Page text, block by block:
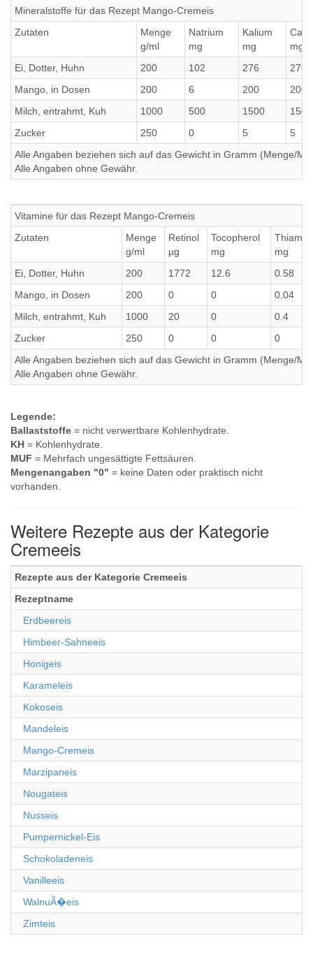
Mineralstoffe für das Rezept Mango-Cremeis
Zutaten
Menge
g/ml
Natrium
mg
Kalium
mg
mg
Ei, Dotter, Huhn
200 102 276
276
Mango, in Dosen
200 6 200
200
Milch, entrahmt, Kuh
1000 500 1500
1500
Zucker
250 0 5
5
Alle Angaben beziehen sich auf das Gewicht in Gramm (Menge/
Alle Angaben ohne Gewähr.
Vitamine für das Rezept Mango-Cremeis
Zutaten
Menge
g/ml
Retinol
µg
Tocopherol
mg
Thiamin
mg
Ei, Dotter, Huhn
200 1772 12.6
0.58
Mango, in Dosen
200 0 0
0.04
Milch, entrahmt, Kuh
1000 20 0
0.4
Zucker
250 0 0
0
Alle Angaben beziehen sich auf das Gewicht in Gramm (Menge/
Alle Angaben ohne Gewähr.
Legende:
Ballaststoffe = nicht verwertbare Kohlenhydrate.
KH = Kohlenhydrate.
MUF = Mehrfach ungesättigte Fettsäuren.
Mengenangaben "0" = keine Daten oder praktisch nicht
vorhanden.
Weitere Rezepte aus der Kategorie
Cremeeis
Rezepte aus der Kategorie Cremeeis
Rezeptname
Erdbeereis
Himbeer-Sahneeis
Honigeis
Karameleis
Kokoseis
Mandeleis
Mango-Cremeis
Marzipaneis
Nougateis
Nusseis
Pumpernickel-Eis
Schokoladeneis
Vanilleeis
WalnuÃ�eis
Zimteis